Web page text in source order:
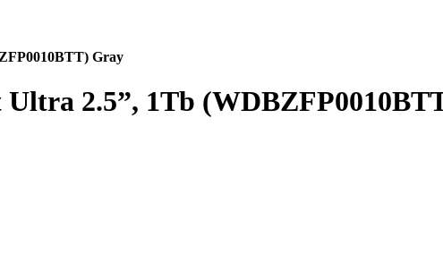
Gray
2.5”, 1Tb